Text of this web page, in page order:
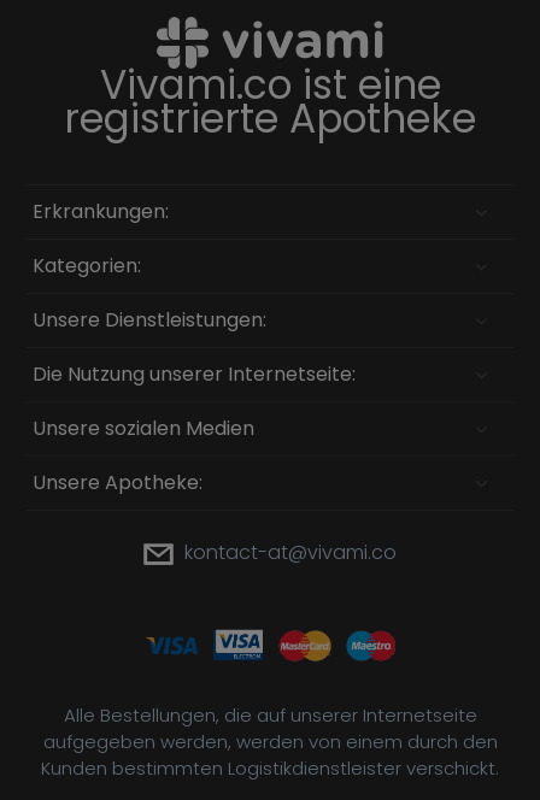
Vivami.co ist eine
registrierte Apotheke
Erkrankungen:
Kategorien:
Unsere Dienstleistungen:
Die Nutzung unserer Internetseite:
Unsere sozialen Medien
Unsere Apotheke:
kontact-at@vivami.co
Alle Bestellungen, die auf unserer Internetseite
aufgegeben werden, werden von einem durch den
Kunden bestimmten Logistikdienstleister verschickt.